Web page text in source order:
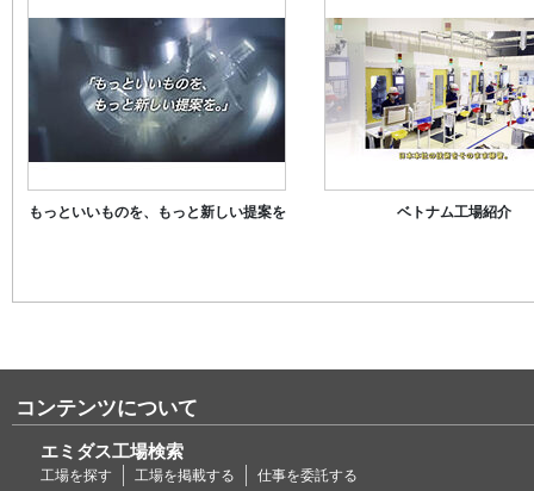
もっといいものを、もっと新しい提案を ベトナム工場紹介
コンテンツについて
エミダス工場検索
工場を探す 工場を掲載する 仕事を委託する